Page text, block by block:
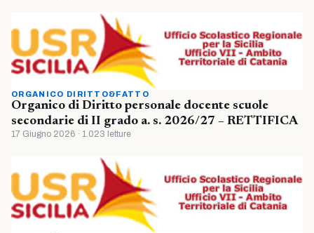
ORGANICO DIRITTO&FATTO
Organico di Diritto personale docente scuole
secondarie di II grado a. s. 2026/27 – RETTIFICA
17 Giugno 2026 · 1.023 letture